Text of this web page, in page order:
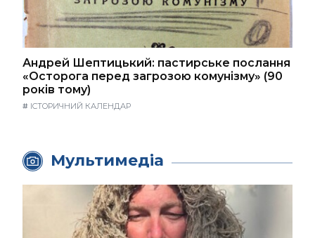
Андрей Шептицький: пастирське послання
«Осторога перед загрозою комунізму» (90
років тому)
# ІСТОРИЧНИЙ КАЛЕНДАР
Мультимедіа